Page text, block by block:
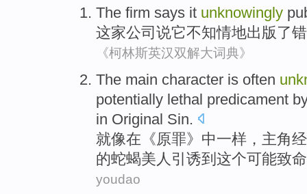
The firm says it unknowingly
这家公司 说它不知情地出版了
《柯林斯英汉双解大词典》
The main character is often
potentially lethal predicament
in Original Sin.
就像在 《原罪》中一样，主角
的蛇蝎美人 引诱到 这个可能致命
youdao